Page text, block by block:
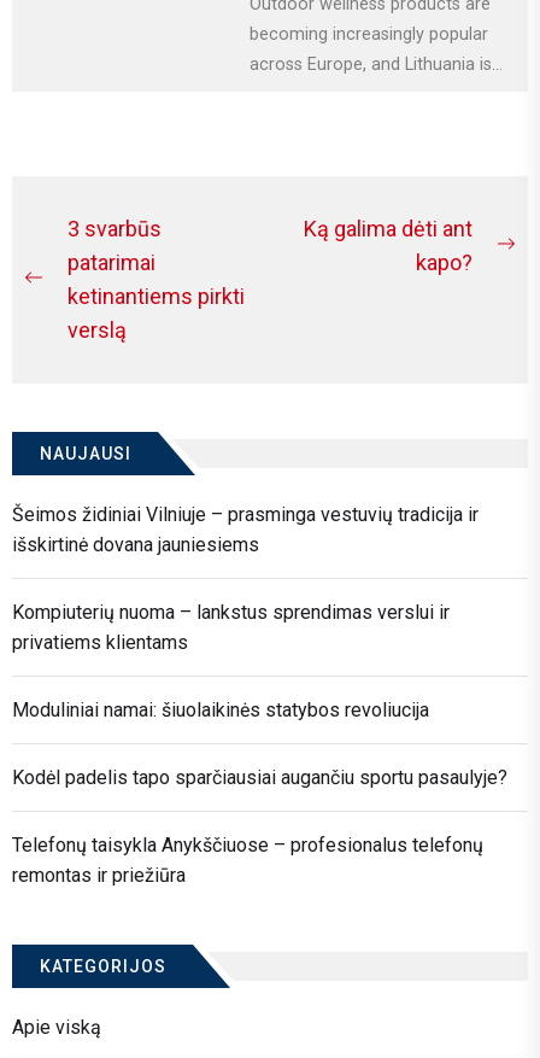
Outdoor wellness products are
becoming increasingly popular
across Europe, and Lithuania is
Navigacija
tarp
įrašų
Previous
post:
3 svarbūs
patarimai
ketinantiems pirkti
verslą
Ką galima dėti ant
kapo?
NAUJAUSI
Šeimos židiniai Vilniuje – prasminga vestuvių tradicija ir
išskirtinė dovana jauniesiems
Kompiuterių nuoma – lankstus sprendimas verslui ir
privatiems klientams
Moduliniai namai: šiuolaikinės statybos revoliucija
Kodėl padelis tapo sparčiausiai augančiu sportu pasaulyje?
Telefonų taisykla Anykščiuose – profesionalus telefonų
remontas ir priežiūra
KATEGORIJOS
Apie viską